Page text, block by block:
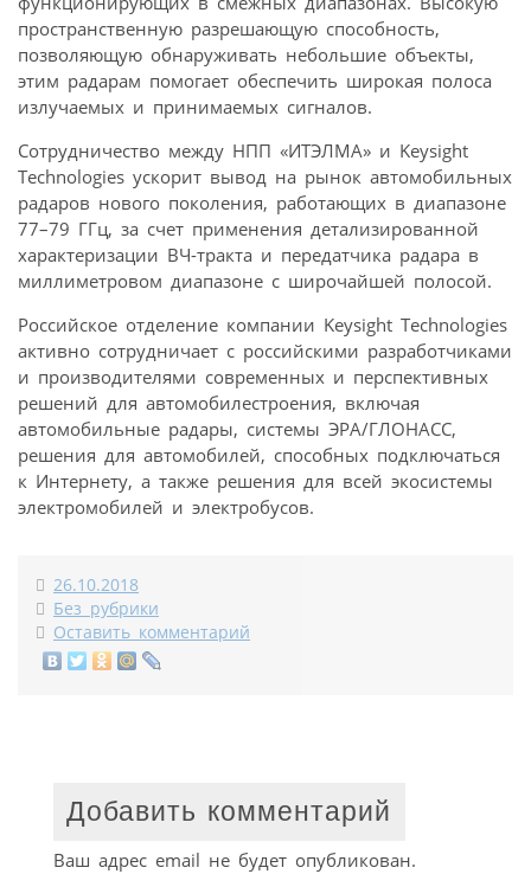
пространственную разрешающую способность,
позволяющую обнаруживать небольшие объекты,
этим радарам помогает обеспечить широкая полоса
излучаемых и принимаемых сигналов.
Сотрудничество между НПП «ИТЭЛМА» и Keysight
Technologies ускорит вывод на рынок автомобильных
радаров нового поколения, работающих в диапазоне
77–79 ГГц, за счет применения детализированной
характеризации ВЧ-тракта и передатчика радара в
миллиметровом диапазоне с широчайшей полосой.
Российское отделение компании Keysight Technologies
активно сотрудничает с российскими разработчиками
и производителями современных и перспективных
решений для автомобилестроения, включая
автомобильные радары, системы ЭРА/ГЛОНАСС,
решения для автомобилей, способных подключаться
к Интернету, а также решения для всей экосистемы
электромобилей и электробусов.
26.10.2018
Без рубрики
Оставить комментарий
Добавить комментарий
Ваш адрес email не будет опубликован.